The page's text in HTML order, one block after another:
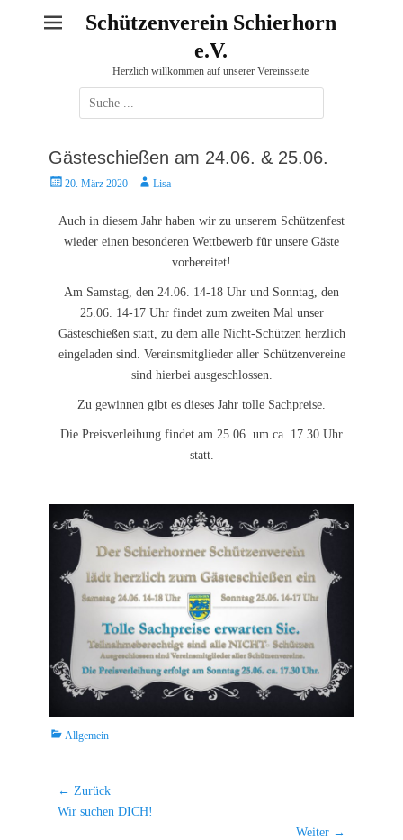
Schützenverein Schierhorn
e.V.
Herzlich willkommen auf unserer Vereinsseite
Suche
nach:
Gästeschießen am 24.06. & 25.06.
Posted20. März 2020 AutorLisa
Auch in diesem Jahr haben wir zu unserem Schützenfest
wieder einen besonderen Wettbewerb für unsere Gäste
vorbereitet!
Am Samstag, den 24.06. 14-18 Uhr und Sonntag, den
25.06. 14-17 Uhr findet zum zweiten Mal unser
Gästeschießen statt, zu dem alle Nicht-Schützen herzlich
eingeladen sind. Vereinsmitglieder aller Schützenvereine
sind hierbei ausgeschlossen.
Zu gewinnen gibt es dieses Jahr tolle Sachpreise.
Die Preisverleihung findet am 25.06. um ca. 17.30 Uhr
statt.
Kategorien
Allgemein
Beitrags-
Navigation
← Zurück
Vorheriger
Wir suchen DICH!
Weiter →